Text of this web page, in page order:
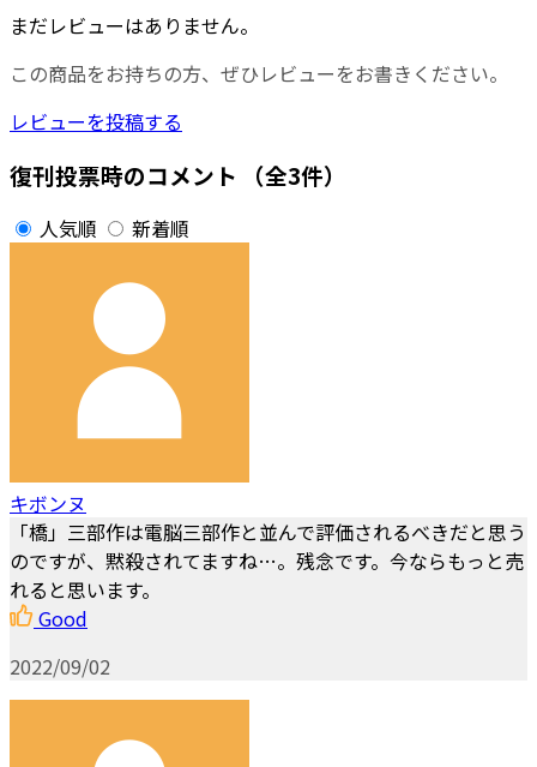
まだレビューはありません。
この商品をお持ちの方、ぜひレビューをお書きください。
レビューを投稿する
復刊投票時のコメント （全3件）
人気順 新着順
キボンヌ
「橋」三部作は電脳三部作と並んで評価されるべきだと思う
のですが、黙殺されてますね…。残念です。今ならもっと売
れると思います。
Good
2022/09/02